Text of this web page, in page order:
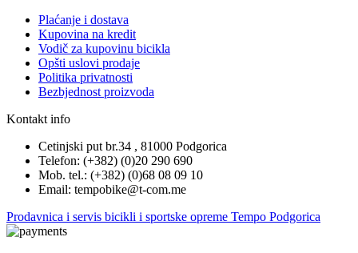
Plaćanje i dostava
Kupovina na kredit
Vodič za kupovinu bicikla
Opšti uslovi prodaje
Politika privatnosti
Bezbjednost proizvoda
Kontakt info
Cetinjski put br.34 , 81000 Podgorica
Telefon: (+382) (0)20 290 690
Mob. tel.: (+382) (0)68 08 09 10
Email: tempobike@t-com.me
Prodavnica i servis bicikli i sportske opreme Tempo Podgorica